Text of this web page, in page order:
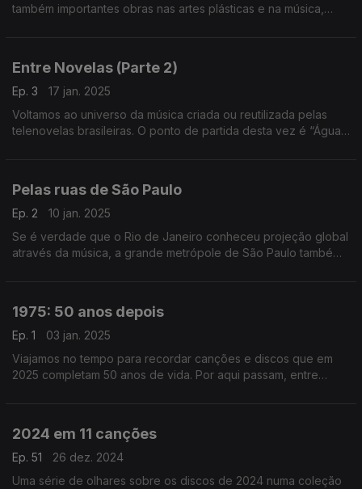
também importantes obras nas artes plásticas e na música,
Entre Novelas (Parte 2)
Ep. 3
17 jan. 2025
Voltamos ao universo da música criada ou reutilizada pelas
telenovelas brasileiras. O ponto de partida desta vez é “Água
Pelas ruas de São Paulo
Ep. 2
10 jan. 2025
Se é verdade que o Rio de Janeiro conheceu projeção global
através da música, a grande metrópole de São Paulo também
1975: 50 anos depois
Ep. 1
03 jan. 2025
Viajamos no tempo para recordar canções e discos que em
2025 completam 50 anos de vida. Por aqui passam, entre
2024 em 11 canções
Ep. 51
26 dez. 2024
Uma série de olhares sobre os discos de 2024 numa coleção